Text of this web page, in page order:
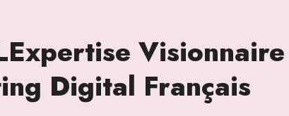
Visionnaire
Digital Français